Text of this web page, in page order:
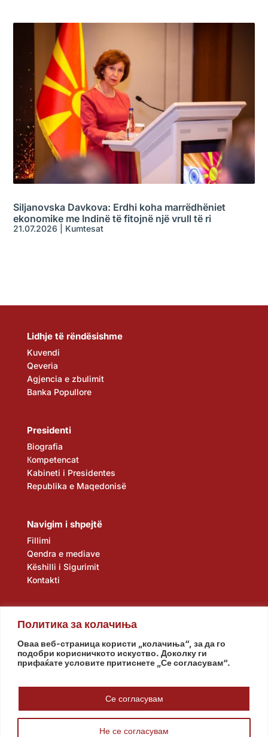
Политика за колачиња
Оваа веб-страница користи „колачиња“, за да го
подобри корисничкото искуство. Доколку ги
прифаќате условите притиснете „Се согласувам“.
Не се согласувам
Се согласувам
Siljanovska Davkova: Erdhi koha marrëdhëniet
ekonomike me Indinë të fitojnë një vrull të ri
21.07.2026 Kumtesat
Lidhje të rëndësishme
Kuvendi
Qeveria
Agjencia e zbulimit
Banka Popullore
Presidenti
Biografia
Кompetencat
Kabineti i Presidentes
Republika e Maqedonisë
Navigim i shpejtë
Fillimi
Qendra e mediave
Këshilli i Sigurimit
Kontakti